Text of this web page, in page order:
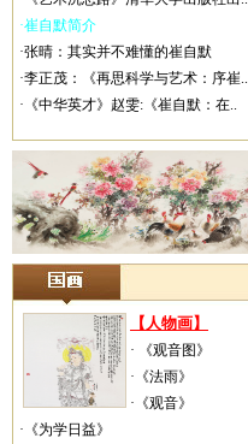
·崔自默简介
·张晴：其实并不难懂的崔自默
·李正茂：《再思科学与艺术：序崔..
·《中华英才》赵雯:《崔自默：在..
【人物画】
· 《观音图》
·《法雨》
·《观音》
·《为学日益》